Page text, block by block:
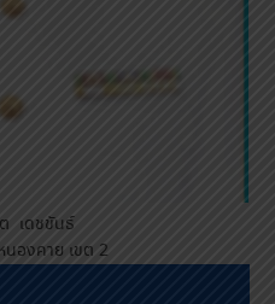
เดชขันธ์
องคาย เขต 2